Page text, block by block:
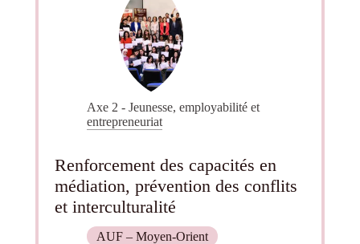
Axe 2 - Jeunesse, employabilité et
entrepreneuriat
Renforcement des capacités en
médiation, prévention des conflits
et interculturalité
AUF – Moyen-Orient